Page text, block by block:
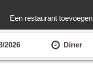
Een restaurant toevoegen
Diner